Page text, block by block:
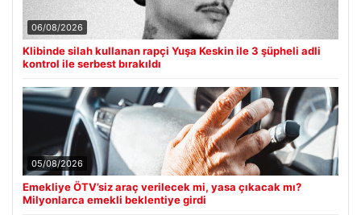
06/08/2026
Klibinde silah kullanan rapçi Yuşa Keskin ile 3 şüpheli adli
kontrol ile serbest bırakıldı
05/08/2026
Emekliye ÖTV’siz araç verilecek mi, yasa çıkacak mı?
Milyonlarca emekli beklentiye girdi